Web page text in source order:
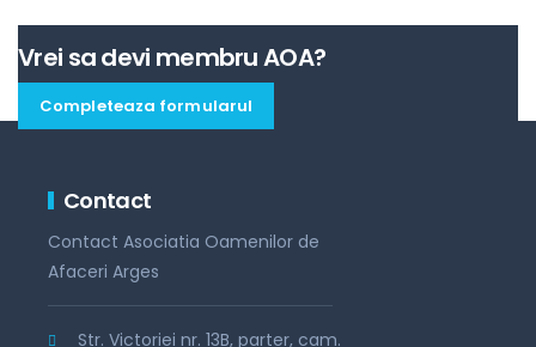
Vrei sa devi membru AOA?
Completeaza formularul
Contact
Contact Asociatia Oamenilor de
Afaceri Arges
Str. Victoriei nr. 13B, parter, cam.